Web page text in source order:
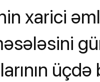
xarici